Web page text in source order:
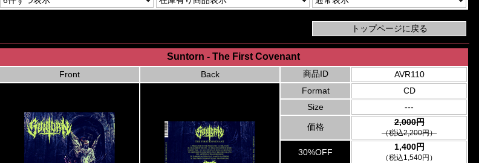
Suntorn - The First Covenant
Front Back 商品ID
AVR110
Format
CD
Size
---
価格 2,000円
（税込2,200円）
30%OFF
1,400円
（税込1,540円）